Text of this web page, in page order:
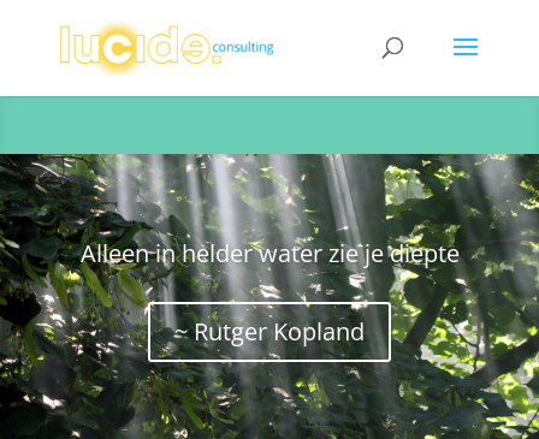
Alleen in helder water zie je diepte
~ Rutger Kopland